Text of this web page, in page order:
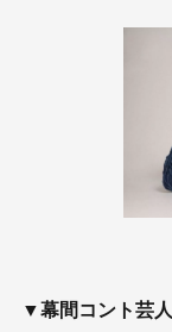
▼幕間コント芸⼈